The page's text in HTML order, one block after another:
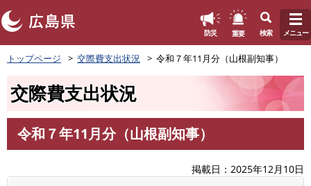
ペ
ー
頭
す
防災 重要 検索 メニュー
トップページ 交際費支出状況 令和７年11月分（山根副知事）
交際費支出状況
文
令和７年11月分（山根副知事）
掲載日
2025年12月10日